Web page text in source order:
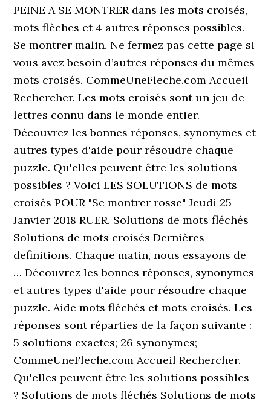
PEINE A SE MONTRER dans les mots croisés,
mots flèches et 4 autres réponses possibles.
Se montrer malin. Ne fermez pas cette page si
vous avez besoin d’autres réponses du mêmes
mots croisés. CommeUneFleche.com Accueil
Rechercher. Les mots croisés sont un jeu de
lettres connu dans le monde entier.
Découvrez les bonnes réponses, synonymes et
autres types d'aide pour résoudre chaque
puzzle. Qu'elles peuvent être les solutions
possibles ? Voici LES SOLUTIONS de mots
croisés POUR "Se montrer rosse" Jeudi 25
Janvier 2018 RUER. Solutions de mots fléchés
Solutions de mots croisés Dernières
definitions. Chaque matin, nous essayons de
… Découvrez les bonnes réponses, synonymes
et autres types d'aide pour résoudre chaque
puzzle. Aide mots fléchés et mots croisés. Les
réponses sont réparties de la façon suivante :
5 solutions exactes; 26 synonymes;
CommeUneFleche.com Accueil Rechercher.
Qu'elles peuvent être les solutions possibles
? Solutions de mots fléchés Solutions de mots